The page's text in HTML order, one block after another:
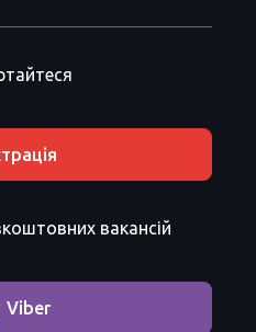
вакансій
Viber